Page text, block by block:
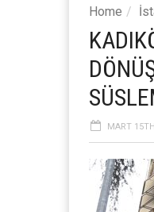
Home
MART